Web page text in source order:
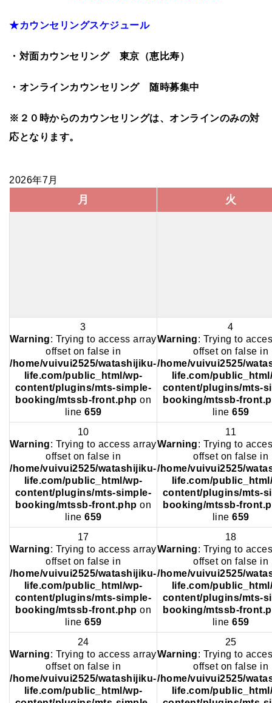
★カウンセリングスケジュール
・対面カウンセリング 東京（恵比寿）
・オンラインカウンセリング 随時募集中
※２０時からのカウンセリングは、オンラインのみの対
応となります。
2026年7月
月 火
3
Warning: Trying to access array
offset on false in
/home/vuivui2525/watashijiku-
life.com/public_html/wp-
content/plugins/mts-simple-
booking/mtssb-front.php on
line 659
4
Warning: Trying to
offset on false in
/home/vuivui2525/
life.com/
content/plugins/mts-
booking/mtssb-
line 659
10
Warning: Trying to access array
offset on false in
/home/vuivui2525/watashijiku-
life.com/public_html/wp-
content/plugins/mts-simple-
booking/mtssb-front.php on
line 659
11
Warning: Trying to
offset on false in
/home/vuivui2525/
life.com/
content/plugins/mts-
booking/mtssb-
line 659
17
Warning: Trying to access array
offset on false in
/home/vuivui2525/watashijiku-
life.com/public_html/wp-
content/plugins/mts-simple-
booking/mtssb-front.php on
line 659
18
Warning: Trying to
offset on false in
/home/vuivui2525/
life.com/
content/plugins/mts-
booking/mtssb-
line 659
24
Warning: Trying to access array
offset on false in
/home/vuivui2525/watashijiku-
life.com/public_html/wp-
25
Warning: Trying to
offset on false in
/home/vuivui2525/
life.com/